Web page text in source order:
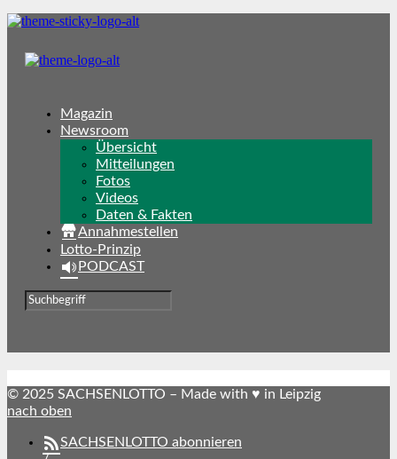
Magazin
Newsroom
Übersicht
Mitteilungen
Fotos
Videos
Daten & Fakten
Annahmestellen
Lotto-Prinzip
PODCAST
© 2025 SACHSENLOTTO – Made with ♥ in Leipzig
nach oben
SACHSENLOTTO abonnieren